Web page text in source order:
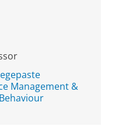
Management &